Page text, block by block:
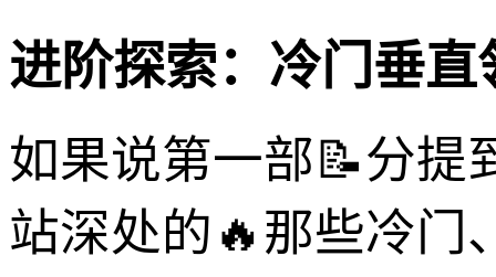
进阶探索：冷门垂
如果说第一部📝分提
站深处的🔥那些冷门